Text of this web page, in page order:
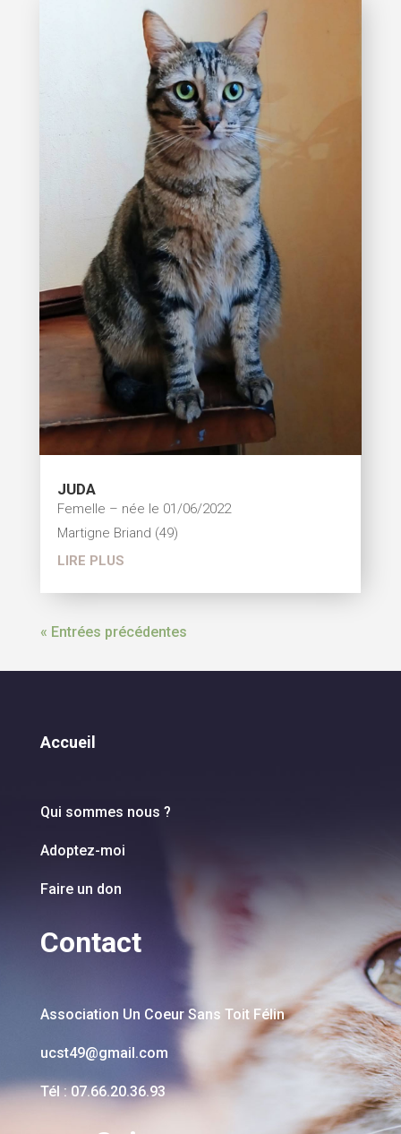
JUDA
Femelle – née le 01/06/2022
Martigne Briand (49)
LIRE PLUS
« Entrées précédentes
Accueil
Qui sommes nous ?
Adoptez-moi
Faire un don
Contact
Association Un Coeur Sans Toit Félin
ucst49@gmail.com
Tél : 07.66.20.36.93